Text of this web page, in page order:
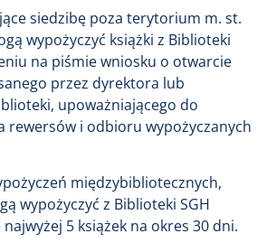
siedzibę poza terytorium m. st.
wypożyczyć książki z Biblioteki
na piśmie wniosku o otwarcie
przez dyrektora lub
upoważniającego do
rewersów i odbioru wypożyczanych
międzybibliotecznych,
wypożyczyć z Biblioteki SGH
5 książek na okres 30 dni.